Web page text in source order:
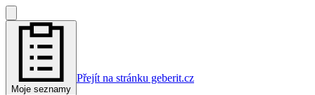
Moje seznamy
Přejít na stránku geberit.cz